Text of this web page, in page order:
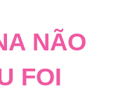
NÃO
FOI